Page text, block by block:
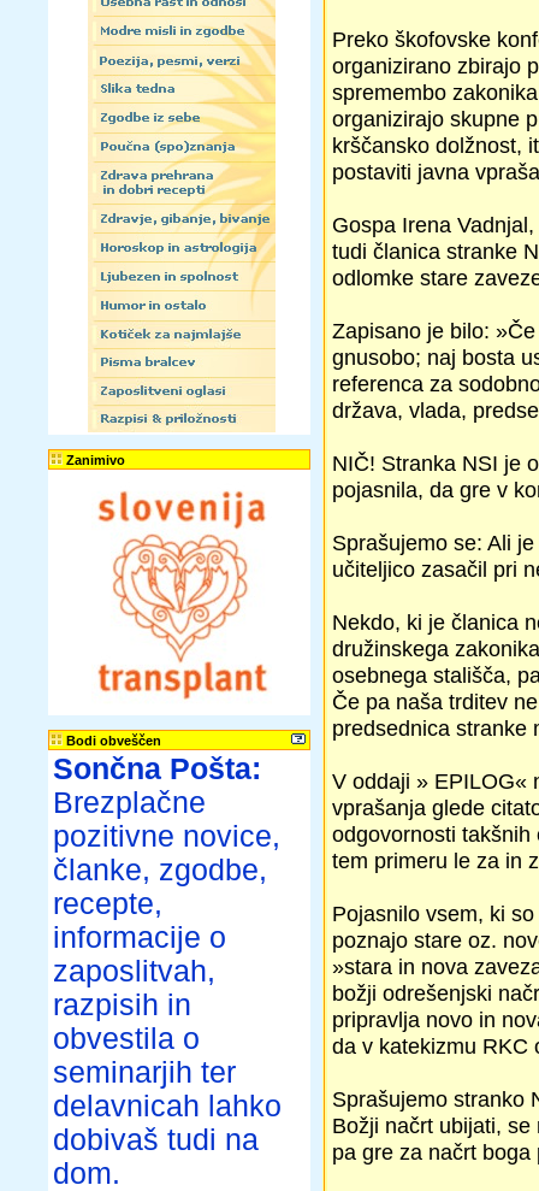
Zanimivo
Bodi obveščen
Sončna Pošta:
Brezplačne
pozitivne novice,
članke, zgodbe,
recepte,
informacije o
zaposlitvah,
razpisih in
obvestila o
seminarjih ter
delavnicah lahko
dobivaš tudi na
dom.
Preko škofovske
organizirano zbirajo
spremembo
organizirajo skupne
krščansko dolžnost,
postaviti javna
Gospa Irena
tudi članica stranke
odlomke stare
Zapisano je bilo:
gnusobo; naj bosta
referenca za
država, vlada,
NIČ! Stranka NSI je
pojasnila, da gre v
Sprašujemo se: Ali
učiteljico zasačil pri
Nekdo, ki je članica
družinskega
osebnega stališča,
Če pa naša trditev
predsednica stranke
V oddaji » EPILOG«
vprašanja glede
odgovornosti
tem primeru le za in
Pojasnilo vsem, ki
poznajo stare oz.
»stara in nova
božji odrešenjski
pripravlja novo in
da v katekizmu RKC
Sprašujemo stranko
Božji načrt ubijati,
pa gre za načrt boga